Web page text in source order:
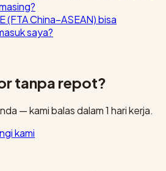
(FTA China–ASEAN) bisa
saya?
tanpa repot?
— kami balas dalam 1 hari kerja.
kami